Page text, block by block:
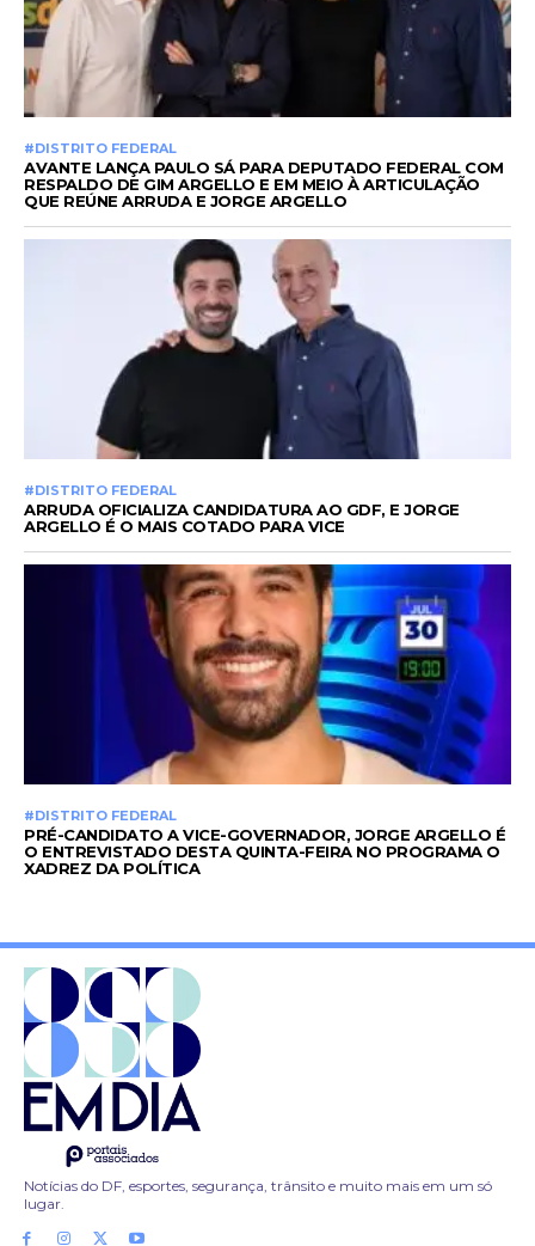
#DISTRITO FEDERAL
AVANTE LANÇA PAULO SÁ PARA DEPUTADO FEDERAL COM
RESPALDO DE GIM ARGELLO E EM MEIO À ARTICULAÇÃO
QUE REÚNE ARRUDA E JORGE ARGELLO
#DISTRITO FEDERAL
ARRUDA OFICIALIZA CANDIDATURA AO GDF, E JORGE
ARGELLO É O MAIS COTADO PARA VICE
#DISTRITO FEDERAL
PRÉ-CANDIDATO A VICE-GOVERNADOR, JORGE ARGELLO É
O ENTREVISTADO DESTA QUINTA-FEIRA NO PROGRAMA O
XADREZ DA POLÍTICA
Notícias do DF, esportes, segurança, trânsito e muito mais em um só
lugar.